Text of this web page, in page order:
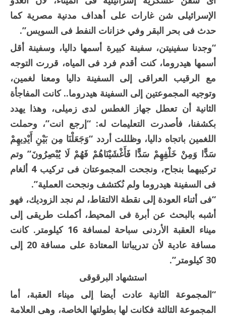
الإسرائيلى شن غارات على أهداف مدنية مصرية كما
حدث فى بحر البقر وفي خزانات النفط فى السويس”.
“وجدنا سفينيتن، سفينة كبيرة أسمها داليا، وسفينة أقل
أسمها هيدروما، كنت أقدم فرد فى المياه، قررت التوجه
مع الرقيب العراقى إلى السفينة داليا ومعنا لغمين،
وتوجيه المجموعتين إلى السفينة هيدروما.. كانت المفاجأة
الثانية أن تعطل جهاز الغطس لدى زميلى، وهذا يهدد
بكشفنا، فأصدرت التعليمات له: “إرجع انت”، وحملت
اللغمين باتجاه داليا، وظللت أردد “وَجَعَلْنَا مِن بَيْنِ أَيْدِيهِمْ
سَدًّا وَمِنْ خَلْفِهِمْ سَدًّا فَأَغْشَيْنَاهُمْ فَهُمْ لَا يُبْصِرُونَ” وتم
تركيبهما بنجاح، ونجحت المجموعتان فى تركيب 4 ألغام
فى السفينة هيدروما ولم نُكتشف ونجحت العملية”.
“فى أثناء العودة إلى نقطة الالتقاط، لم نجد الزوديك، فهو
أشبه بالبحث عن أبرة فى المحيط، أكملت طريقى إلى
ميناء العقبة الأردنى سباحة لمسافة 16 كيلومتر. كانت
مسافة عادية لأن تدريباتنا المعتادة على مسافة 20 إلى
30 كيلومتر”.
استشهاد البرقوقى
“المجموعة الثانية عادت أيضا إلى ميناء العقبة، أما
المجموعة الثالثة فكانت لها بطولتها الخاصة، وهى العلامة